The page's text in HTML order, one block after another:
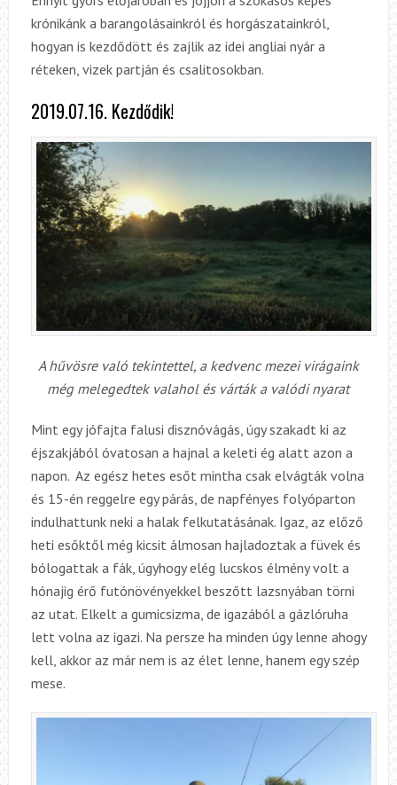
krónikánk a barangolásainkról és horgászatainkról,
hogyan is kezdődött és zajlik az idei angliai nyár a
réteken, vizek partján és csalitosokban.
2019.07.16. Kezdődik!
A hűvösre való tekintettel, a kedvenc mezei virágaink
még melegedtek valahol és várták a valódi nyarat
Mint egy jófajta falusi disznóvágás, úgy szakadt ki az
éjszakjából óvatosan a hajnal a keleti ég alatt azon a
napon. Az egész hetes esőt mintha csak elvágták volna
és 15-én reggelre egy párás, de napfényes folyóparton
indulhattunk neki a halak felkutatásának. Igaz, az előző
heti esőktől még kicsit álmosan hajladoztak a füvek és
bólogattak a fák, úgyhogy elég lucskos élmény volt a
hónajig érő futónövényekkel beszőtt lazsnyában törni
az utat. Elkelt a gumicsizma, de igazából a gázlóruha
lett volna az igazi. Na persze ha minden úgy lenne ahogy
kell, akkor az már nem is az élet lenne, hanem egy szép
mese.